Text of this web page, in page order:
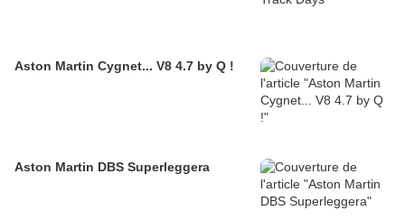
Aston Martin Cygnet... V8 4.7 by Q !
Aston Martin DBS Superleggera